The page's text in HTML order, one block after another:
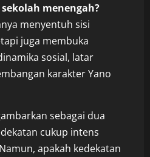
menengah?
menyentuh sisi
juga membuka
sosial, latar
karakter Yano
sebagai dua
cukup intens
apakah kedekatan